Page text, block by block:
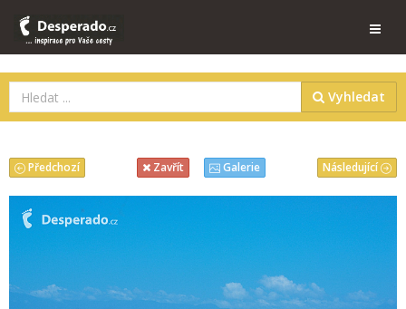
Vyhledat
Následující
Předchozí Zavřít Galerie